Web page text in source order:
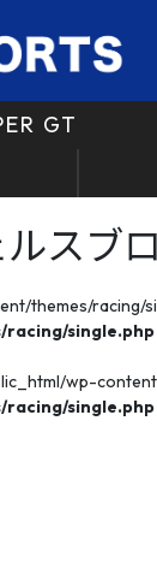
GT
スブ
themes/
racing/single.php
wp-
racing/single.php